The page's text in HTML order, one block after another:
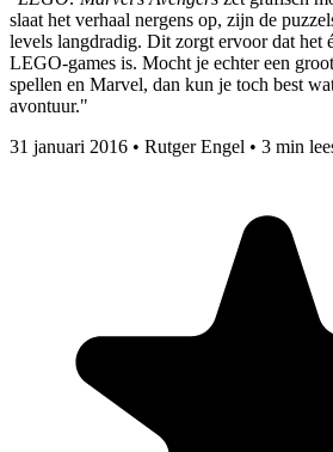
slaat het verhaal nergens op, zijn de
levels langdradig. Dit zorgt ervoor dat het
LEGO-games is. Mocht je echter een
spellen en Marvel, dan kun je toch best
avontuur."
31 januari 2016 • Rutger Engel • 3 min